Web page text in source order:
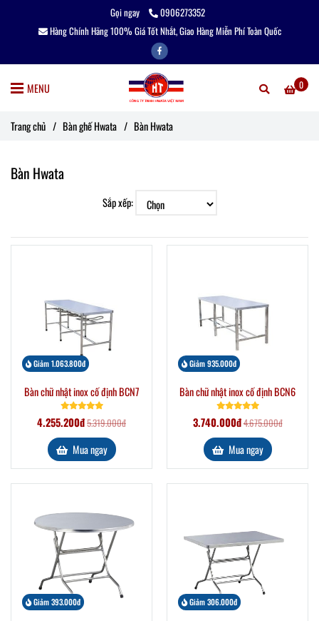
Gọi ngay
0906273352
Hàng Chính Hãng 100% Giá Tốt Nhắt, Giao Hàng Miễn Phí Toàn Quốc
0
MENU
Trang chủ / Bàn ghế Hwata / Bàn Hwata
Bàn Hwata
Sắp xếp:
Giảm 1.063.800đ
Bàn chữ nhật inox cố định BCN7
4.255.200đ5.319.000đ
Mua ngay
Giảm 935.000đ
Bàn chữ nhật inox cố định BCN6
3.740.000đ4.675.000đ
Mua ngay
Giảm 393.000đ Giảm 306.000đ